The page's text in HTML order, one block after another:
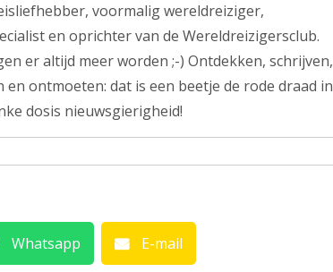
voormalig wereldreiziger,
en oprichter van de Wereldreizigersclub.
er altijd meer worden ;-) Ontdekken, schrijven,
ontmoeten: dat is een beetje de rode draad in
dosis nieuwsgierigheid!
Whatsapp E-mail